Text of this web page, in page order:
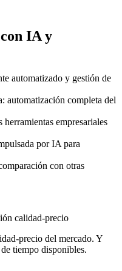
IA y
automatizado y gestión de
automatización completa del
herramientas empresariales
por IA para
con otras
calidad-precio
precio del mercado. Y
tiempo disponibles.